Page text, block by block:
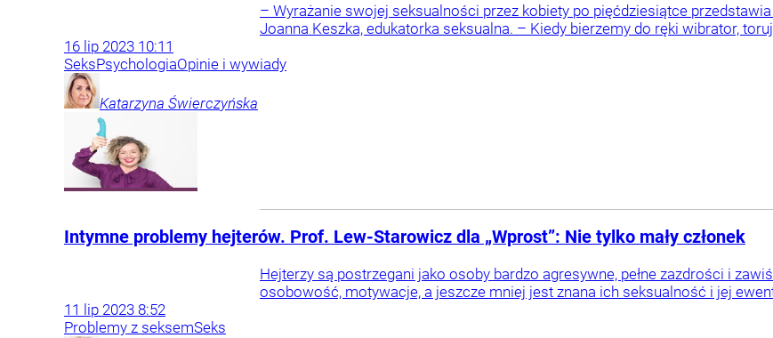
– Wyrażanie swojej seksualności przez kobiety po pięćdziesiątce
Joanna Keszka, edukatorka seksualna. – Kiedy bierzemy do ręki wibrator,
16 lip 2023 10:11
SeksPsychologiaOpinie i wywiady
Katarzyna Świerczyńska
Intymne problemy hejterów. Prof. Lew-Starowicz dla „Wprost”: Nie tylko mały członek
Hejterzy są postrzegani jako osoby bardzo agresywne, pełne zazdrości i
osobowość, motywacje, a jeszcze mniej jest znana ich seksualność i jej
11 lip 2023 8:52
Problemy z seksemSeks